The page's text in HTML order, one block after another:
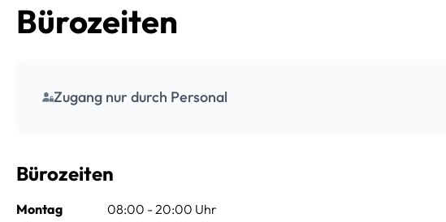
Bürozeiten
Zugang nur durch Personal
Bürozeiten
Montag
08:00 - 20:00 Uhr